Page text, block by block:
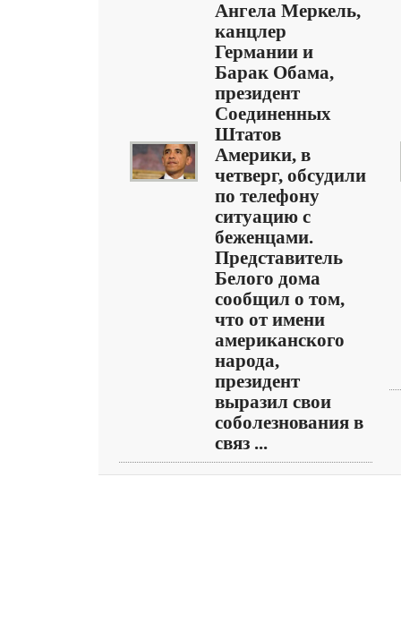
Ангела Меркель,
канцлер
Германии и
Барак Обама,
президент
Соединенных
Штатов
Америки, в
четверг, обсудили
по телефону
ситуацию с
беженцами.
Представитель
Белого дома
сообщил о том,
что от имени
американского
народа,
президент
выразил свои
соболезнования в
связ ...